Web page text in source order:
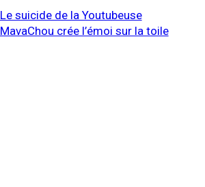
Le suicide de la Youtubeuse
MavaChou crée l’émoi sur la toile